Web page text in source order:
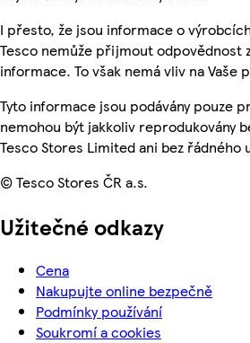
I přesto, že jsou informace o
Tesco nemůže přijmout odpovědnost
informace. To však nemá vliv na Vaše
Tyto informace jsou podávány pouze
nemohou být jakkoliv reprodukovány
Tesco Stores Limited ani bez řádného
© Tesco Stores ČR a.s.
Užitečné odkazy
Cena
Nakupujte online bezpečně
Podmínky používání
Soukromí a cookies